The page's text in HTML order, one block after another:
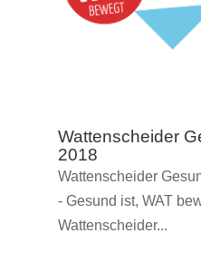
Wattenscheider
2018
Wattenscheider
- Gesund ist, WAT
Wattenscheider...